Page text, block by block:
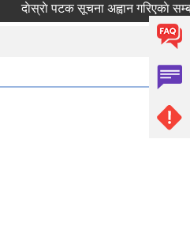
दाेस्राे पटक सूचना अह्वान गरिएकाे